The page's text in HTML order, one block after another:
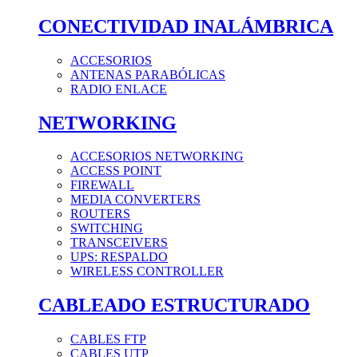
CONECTIVIDAD INALÁMBRICA
ACCESORIOS
ANTENAS PARABÓLICAS
RADIO ENLACE
NETWORKING
ACCESORIOS NETWORKING
ACCESS POINT
FIREWALL
MEDIA CONVERTERS
ROUTERS
SWITCHING
TRANSCEIVERS
UPS: RESPALDO
WIRELESS CONTROLLER
CABLEADO ESTRUCTURADO
CABLES FTP
CABLES UTP